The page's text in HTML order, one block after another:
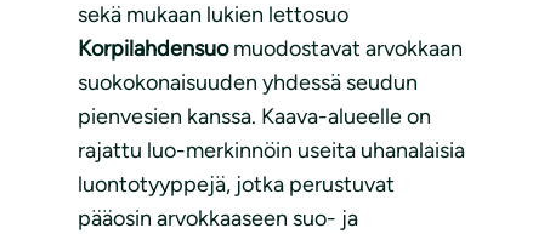
sekä mukaan lukien lettosuo
Korpilahdensuomuodostavat arvokkaan
suokokonaisuuden yhdessä seudun
pienvesien kanssa. Kaava-alueelle on
rajattu luo-merkinnöin useita uhanalaisia
luontotyyppejä, jotka perustuvat
pääosin arvokkaaseen suo- ja